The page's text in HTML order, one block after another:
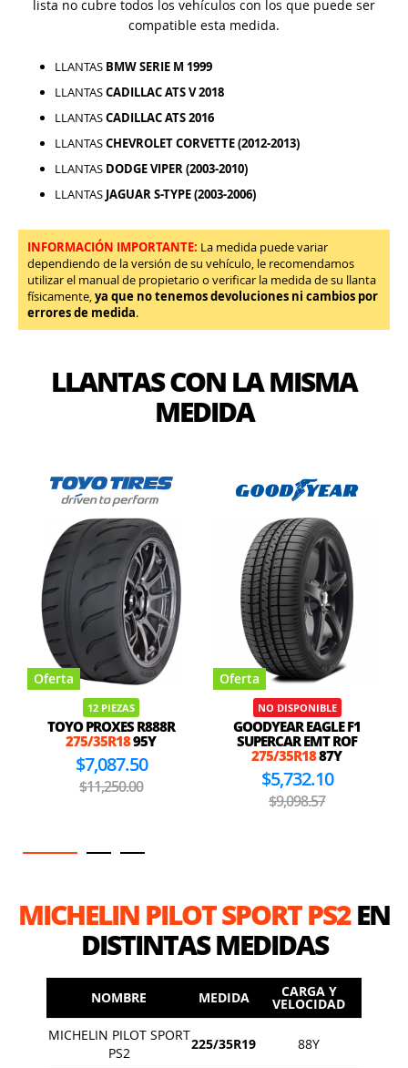
lista no cubre todos los vehículos con los que puede ser
compatible esta medida.
LLANTAS BMW SERIE M 1999
LLANTASCADILLAC ATS V 2018
LLANTASCADILLAC ATS 2016
LLANTASCHEVROLET CORVETTE (2012-2013)
LLANTAS DODGE VIPER (2003-2010)
LLANTAS JAGUAR S-TYPE (2003-2006)
INFORMACIÓN IMPORTANTE: La medida puede variar
dependiendo de la versión de su vehículo, le recomendamos
utilizar el manual de propietario o verificar la medida de su llanta
físicamente,ya que no tenemos devoluciones ni cambios por
errores de medida.
LLANTAS CON LA MISMA
MEDIDA
Oferta
12 PIEZAS
TOYO PROXES R888R
275/35R1895Y
$7,087.50
$11,250.00
Oferta
NO DISPONIBLE
GOODYEAR EAGLE F1
SUPERCAR EMT ROF
275/35R1887Y
$5,732.10
$9,098.57
MICHELIN PILOT SPORT PS2EN
DISTINTAS MEDIDAS
NOMBRE MEDIDA CARGA Y
VELOCIDAD
MICHELIN PILOT SPORT
PS2
225/35R19 88Y